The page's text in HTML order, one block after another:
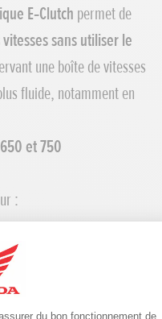
E‑Clutch permet de
sans utiliser le
une boîte de vitesses
fluide, notamment en
et 750
:
du permis A2 , qui